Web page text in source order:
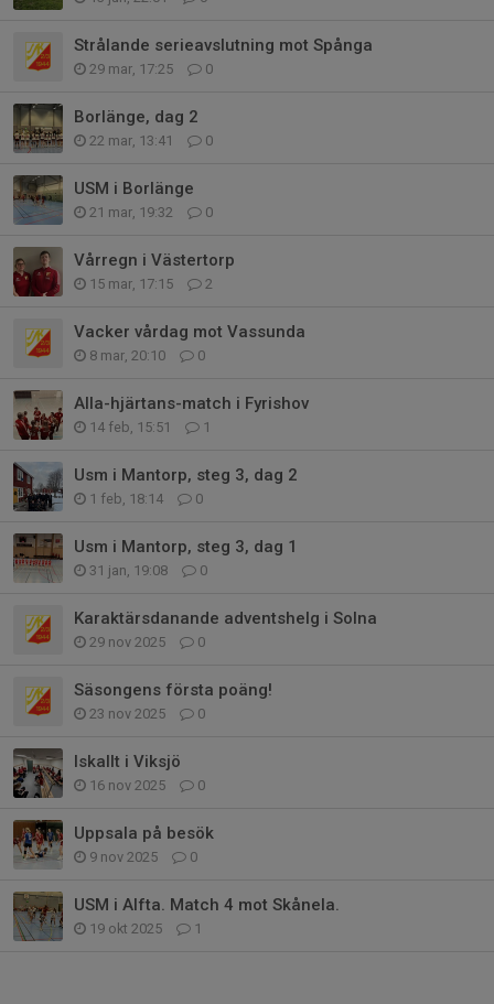
Strålande serieavslutning mot Spånga
29 mar, 17:25 0
Borlänge, dag 2
22 mar, 13:41 0
USM i Borlänge
21 mar, 19:32 0
Vårregn i Västertorp
15 mar, 17:15 2
Vacker vårdag mot Vassunda
8 mar, 20:10 0
Alla-hjärtans-match i Fyrishov
14 feb, 15:51 1
Usm i Mantorp, steg 3, dag 2
1 feb, 18:14 0
Usm i Mantorp, steg 3, dag 1
31 jan, 19:08 0
Karaktärsdanande adventshelg i Solna
29 nov 2025 0
Säsongens första poäng!
23 nov 2025 0
Iskallt i Viksjö
16 nov 2025 0
Uppsala på besök
9 nov 2025 0
USM i Alfta. Match 4 mot Skånela.
19 okt 2025 1